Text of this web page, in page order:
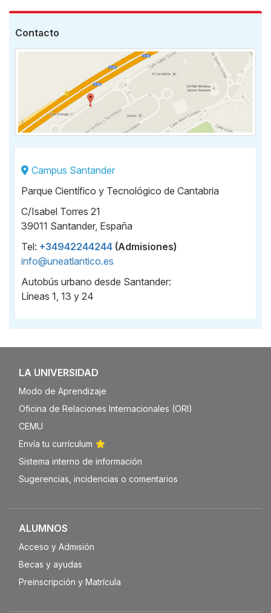
Contacto
Campus Santander
Parque Científico y Tecnológico de Cantabria
C/Isabel Torres 21
39011 Santander, España
Tel: +34942244244 (Admisiones)
info@uneatlantico.es
Autobús urbano desde Santander:
Líneas 1, 13 y 24
LA UNIVERSIDAD
Modo de Aprendizaje
Oficina de Relaciones Internacionales (ORI)
CEMU
Envía tu currículum
Sistema interno de información
Sugerencias, incidencias o comentarios
ALUMNOS
Acceso y Admisión
Becas y ayudas
Preinscripción y Matrícula